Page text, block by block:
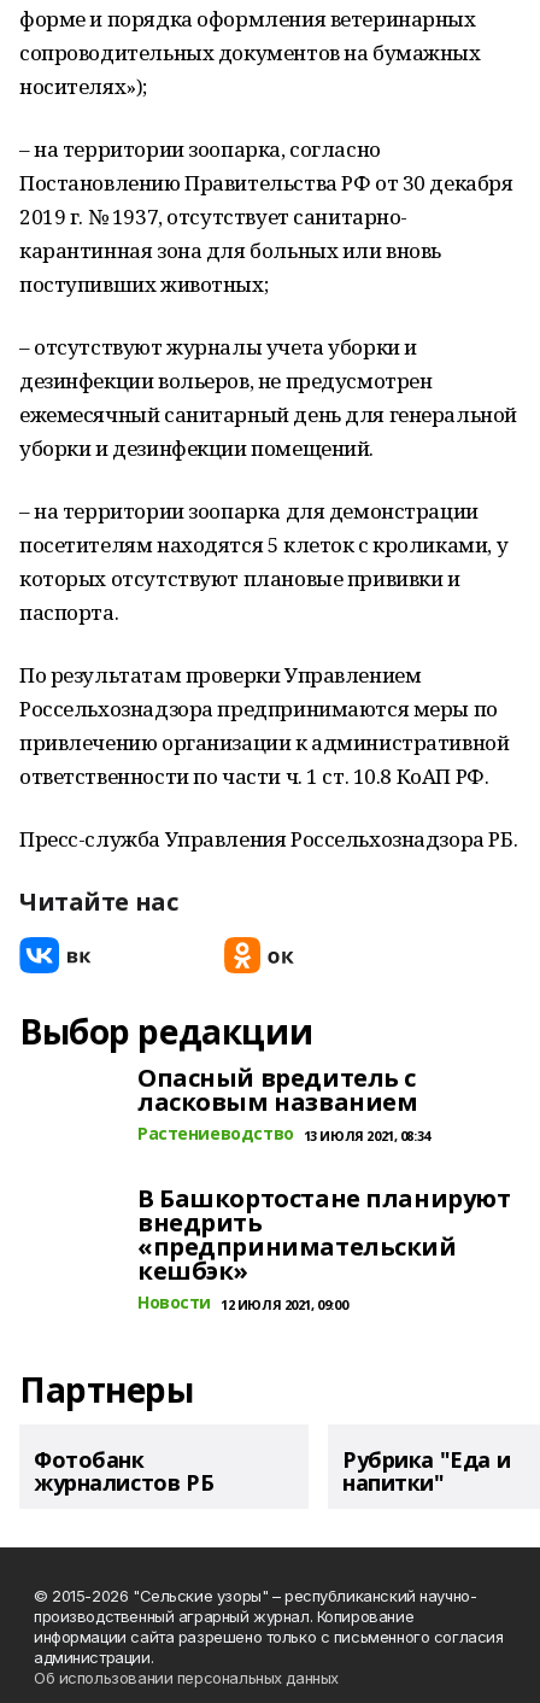
форме и порядка оформления ветеринарных
сопроводительных документов на бумажных
носителях»);
– на территории зоопарка, согласно
Постановлению Правительства РФ от 30 декабря
2019 г. № 1937, отсутствует санитарно-
карантинная зона для больных или вновь
поступивших животных;
– отсутствуют журналы учета уборки и
дезинфекции вольеров, не предусмотрен
ежемесячный санитарный день для генеральной
уборки и дезинфекции помещений.
– на территории зоопарка для демонстрации
посетителям находятся 5 клеток с кроликами, у
которых отсутствуют плановые прививки и
паспорта.
По результатам проверки Управлением
Россельхознадзора предпринимаются меры по
привлечению организации к административной
ответственности по части ч. 1 ст. 10.8 КоАП РФ.
Пресс-служба Управления Россельхознадзора РБ.
Читайте нас
Выбор редакции
Опасный вредитель с
ласковым названием
Растениеводство 13 ИЮЛЯ 2021, 08:34
В Башкортостане планируют
внедрить
«предпринимательский
кешбэк»
Новости 12 ИЮЛЯ 2021, 09:00
Партнеры
Фотобанк
журналистов РБ
Рубрика "Еда и
напитки"
© 2015-2026 "Сельские узоры" – республиканский научно-
производственный аграрный журнал. Копирование
информации сайта разрешено только с письменного согласия
администрации.
Об использовании персональных данных